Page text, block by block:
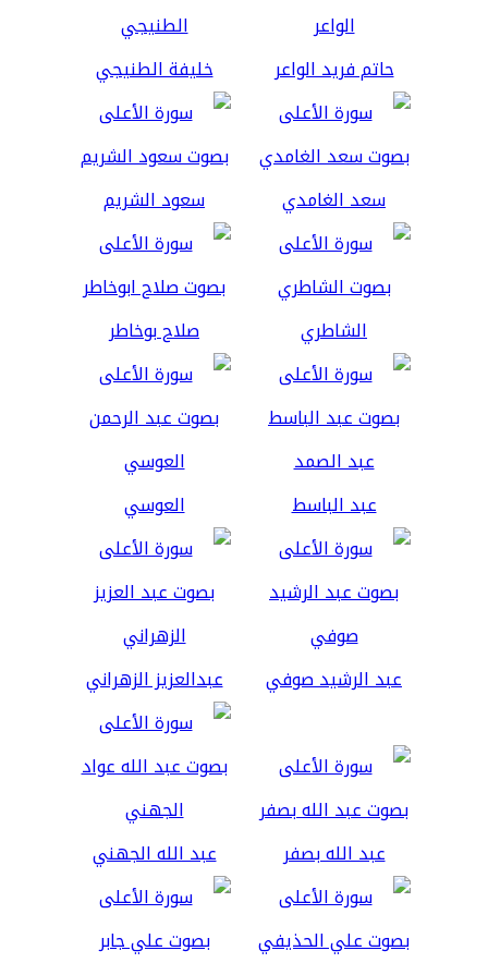
حاتم فريد الواعر خليفة الطنيجي
سعد الغامدي سعود الشريم
الشاطري صلاح بوخاطر
عبد الباسط العوسي
عبد الرشيد صوفي عبدالعزيز الزهراني
عبد الله بصفر عبد الله الجهني